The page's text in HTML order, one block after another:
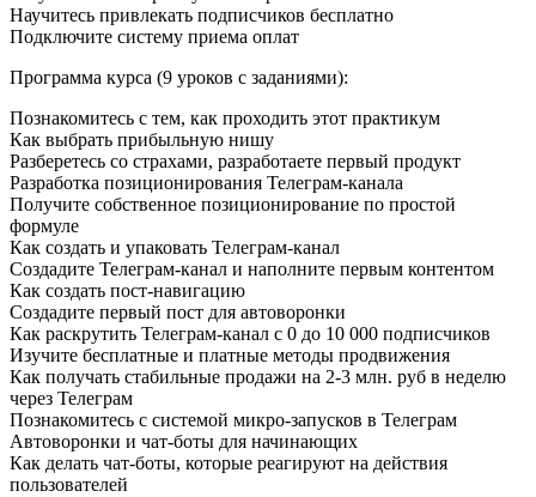
Научитесь привлекать подписчиков бесплатно
Подключите систему приема оплат
Программа курса (9 уроков с заданиями):
Познакомитесь с тем, как проходить этот практикум
Как выбрать прибыльную нишу
Разберетесь со страхами, разработаете первый продукт
Разработка позиционирования Телеграм-канала
Получите собственное позиционирование по простой
формуле
Как создать и упаковать Телеграм-канал
Создадите Телеграм-канал и наполните первым контентом
Как создать пост-навигацию
Создадите первый пост для автоворонки
Как раскрутить Телеграм-канал с 0 до 10 000 подписчиков
Изучите бесплатные и платные методы продвижения
Как получать стабильные продажи на 2-3 млн. руб в неделю
через Телеграм
Познакомитесь с системой микро-запусков в Телеграм
Автоворонки и чат-боты для начинающих
Как делать чат-боты, которые реагируют на действия
пользователей